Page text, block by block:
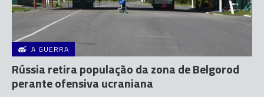
A GUERRA
Rússia retira população da zona de Belgorod
perante ofensiva ucraniana